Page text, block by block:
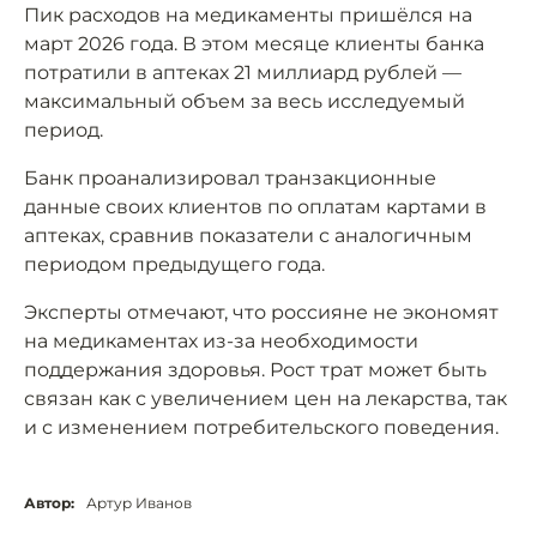
Пик расходов на медикаменты пришёлся на
март 2026 года. В этом месяце клиенты банка
потратили в аптеках 21 миллиард рублей —
максимальный объем за весь исследуемый
период.
Банк проанализировал транзакционные
данные своих клиентов по оплатам картами в
аптеках, сравнив показатели с аналогичным
периодом предыдущего года.
Эксперты отмечают, что россияне не экономят
на медикаментах из-за необходимости
поддержания здоровья. Рост трат может быть
связан как с увеличением цен на лекарства, так
и с изменением потребительского поведения.
Автор: Артур Иванов